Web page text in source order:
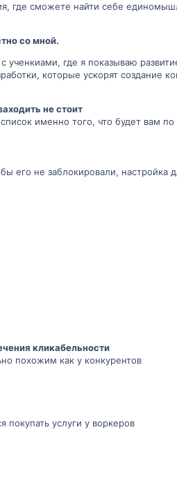
где сможете найти себе
со мной.
где я показываю
которые ускорят создание
не стоит
именно того, что будет вам по
его не заблокировали, настройка
кликабельности
похожим как у конкурентов
покупать услуги у воркеров